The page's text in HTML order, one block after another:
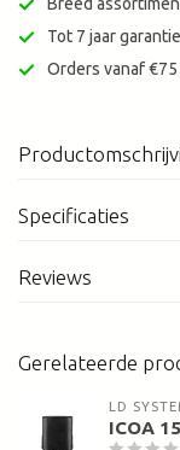
Breed
Tot 7 jaar
Orders vanaf
Specificaties
Reviews
Gerelateerde
LD
ICOA